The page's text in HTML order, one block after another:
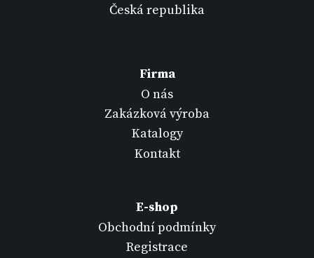
Česká republika
Firma
O nás
Zakázková výroba
Katalogy
Kontakt
E-shop
Obchodní podmínky
Registrace